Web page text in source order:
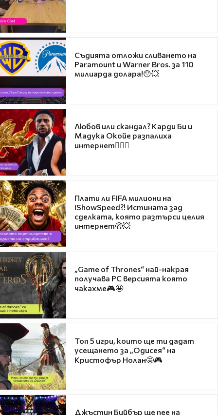
Съдията отложи сливането на
Paramount и Warner Bros. за 110
милиарда долара!😯💥
Любов или скандал? Карди Би и
Мадука Окойе разпалиха
интернет❤️‍🔥🔥
Плати ли FIFA милиони на
IShowSpeed?! Истината зад
сделката, която разтърси целия
интернет🤑💥
„Game of Thrones“ най-накрая
получава PC версията която
чакахме🎮🤩
Топ 5 игри, които ще ти дадат
усещането за „Одисея“ на
Кристофър Нолан🤩🎮
Джъстин Бийбър ще пее на